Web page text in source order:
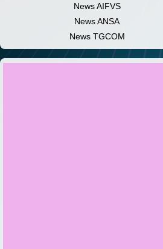
News AIFVS
News ANSA
News TGCOM